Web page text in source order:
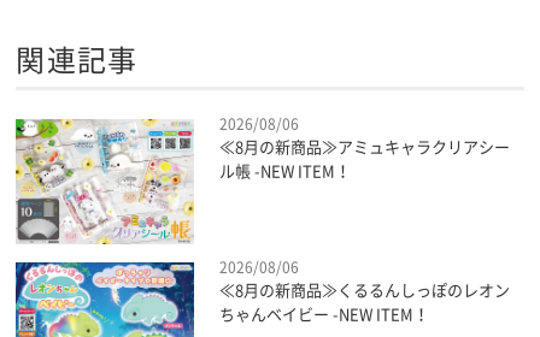
関連記事
2026/08/06
≪8月の新商品≫アミュキャラクリアシー
ル帳 -NEW ITEM！
2026/08/06
≪8月の新商品≫くるるんしっぽのレオン
ちゃんベイビー -NEW ITEM！